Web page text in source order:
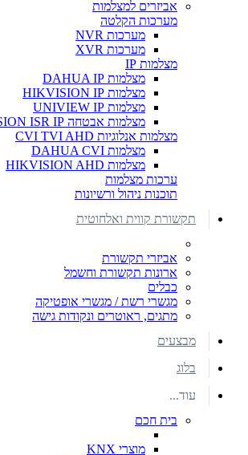
אביזרים למצלמות
מערכות הקלטה
מערכות NVR
מערכות XVR
מצלמות IP
מצלמות DAHUA IP
מצלמות HIKVISION IP
מצלמות UNIVIEW IP
מצלמות אבטחה PROVISION ISR IP
מצלמות אנלוגיות CVI TVI AHD
מצלמות DAHUA CVI
מצלמות HIKVISION AHD
ערכות מצלמות
תוכנות ניהול ורשיונות
תקשורת קווית ואלחוטית
אביזרי תקשורת
ארונות תקשורת וחשמל
כבלים
מגשרי רשת / מגשרי אופטיקה
מתגים, ראוטרים ונקודות גישה
מבצעים
בלוג
עוד...
בית חכם
מוצרי KNX